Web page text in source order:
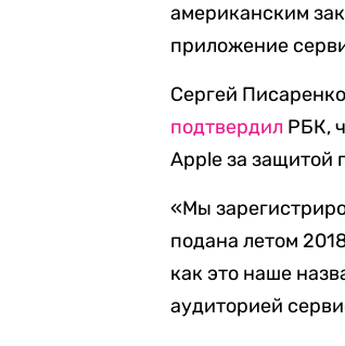
американским
приложение
Сергей
подтвердил РБК,
Apple за защитой
«Мы
подана летом
как это наше
аудиторией